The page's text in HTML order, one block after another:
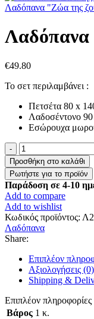
Λαδόπανα "Ζώα της
Λαδόπανα
€49.80
Το σετ περιλαμβάνει :
Πετσέτα 80 x
Λαδοσέντονο
Εσώρουχα
Λαδόπανα
"Αρκουδάκι"
ποσότητα
Προσθήκη στο καλάθι
Παράδοση σε 4-10
Add to compare
Add to wishlist
Κωδικός προϊόντος:
Λαδόπανα
Share:
Επιπλέον
Αξιολογήσεις (0)
Shipping &
Επιπλέον πληροφορίες
Βάρος 1 κ.